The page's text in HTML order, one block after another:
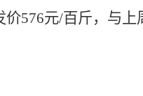
576元/百斤，与上